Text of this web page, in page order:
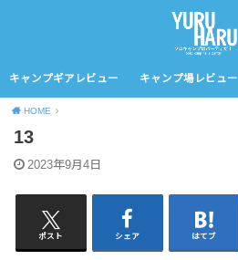
キャンプギアレビュー キャンプ場レビュー
HOME
13
2023年9月4日
ポスト シェア はてブ